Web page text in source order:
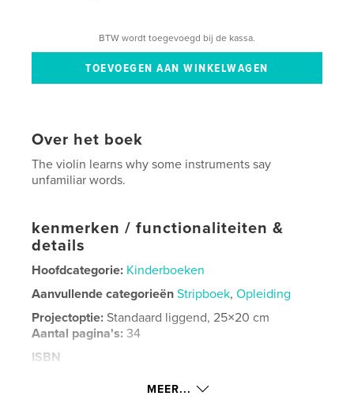
BTW wordt toegevoegd bij de kassa.
Over het boek
The violin learns why some instruments say
unfamiliar words.
kenmerken / functionaliteiten &
details
Hoofdcategorie: Kinderboeken
Aanvullende categorieën Stripboek,Opleiding
Projectoptie: Standaard liggend, 25×20 cm
Aantal pagina's: 34
ISBN
feb 05, 2024
MEER...